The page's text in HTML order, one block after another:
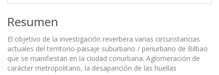
Resumen
El objetivo de la investigación reverbera varias circunstancias
actuales del territorio-paisaje suburbano / periurbano de Bilbao
que se manifiestan en la ciudad conurbana. Aglomeración de
carácter metropolitano, la desaparición de las huellas